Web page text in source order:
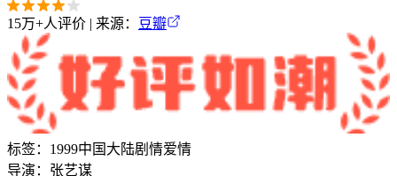
15万+人评价 | 来源： 豆瓣
标签： 1999中国大陆剧情爱情
导演： 张艺谋